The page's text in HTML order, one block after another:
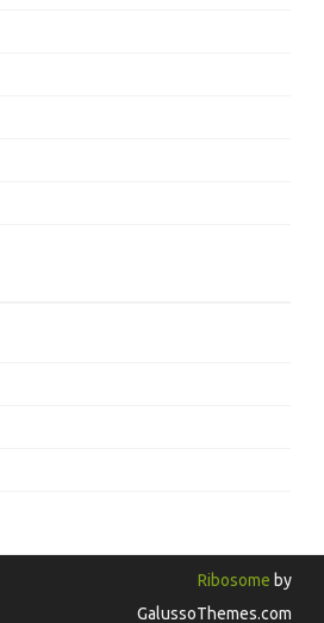
Ribosome by
GalussoThemes.com